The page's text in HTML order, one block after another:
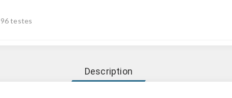
96 testes
Description